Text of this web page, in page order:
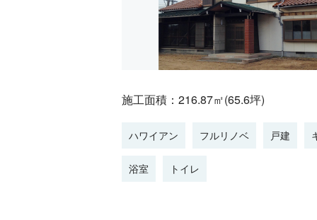
施工面積：216.87㎡(65.6坪)
ハワイアン フルリノベ 戸建
浴室 トイレ